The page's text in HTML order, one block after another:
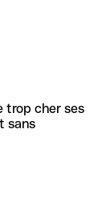
trop cher ses
sans